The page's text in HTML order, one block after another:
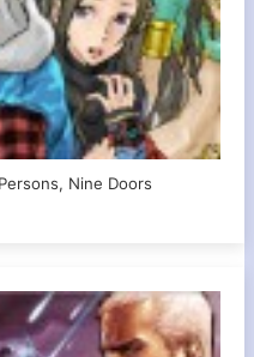
Nine Doors